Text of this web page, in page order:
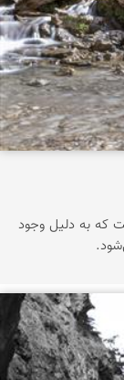
که به دلیل وجود